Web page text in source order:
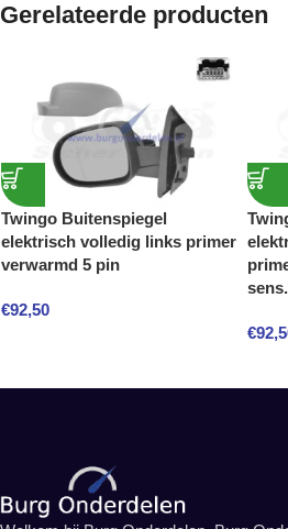
Gerelateerde producten
Twingo Buitenspiegel
elektrisch volledig links primer
verwarmd 5 pin
€92,50
sens.
€